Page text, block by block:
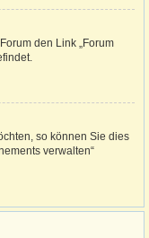
den Link „Forum
so können Sie dies
verwalten“